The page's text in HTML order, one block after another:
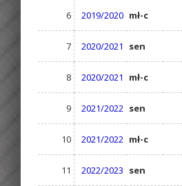
6
2019/2020 mł-c
7 2020/2021 sen
8
2020/2021 mł-c
9 2021/2022 sen
10
2021/2022 mł-c
11 2022/2023 sen